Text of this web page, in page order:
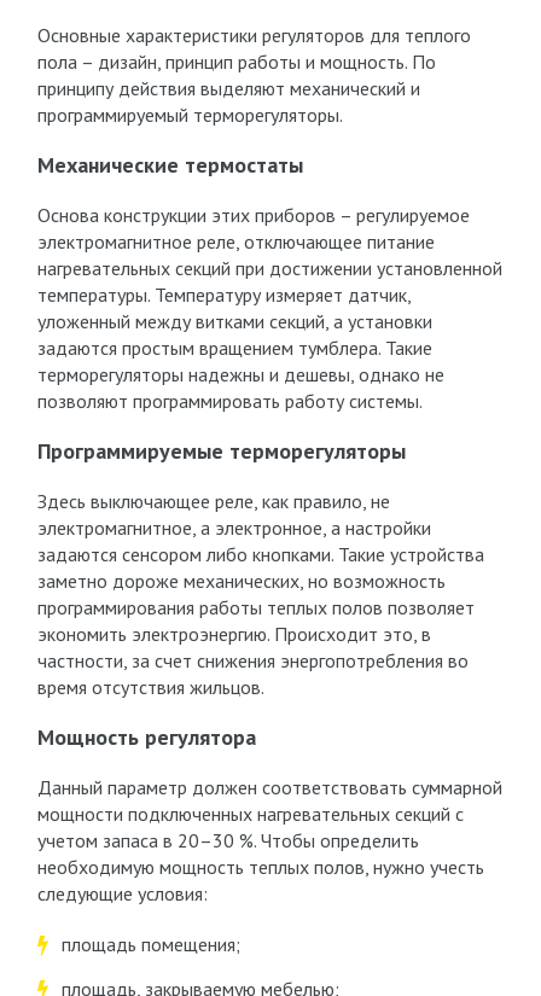
Основные характеристики регуляторов для теплого
пола – дизайн, принцип работы и мощность. По
принципу действия выделяют механический и
программируемый терморегуляторы.
Механические термостаты
Основа конструкции этих приборов – регулируемое
электромагнитное реле, отключающее питание
нагревательных секций при достижении установленной
температуры. Температуру измеряет датчик,
уложенный между витками секций, а установки
задаются простым вращением тумблера. Такие
терморегуляторы надежны и дешевы, однако не
позволяют программировать работу системы.
Программируемые терморегуляторы
Здесь выключающее реле, как правило, не
электромагнитное, а электронное, а настройки
задаются сенсором либо кнопками. Такие устройства
заметно дороже механических, но возможность
программирования работы теплых полов позволяет
экономить электроэнергию. Происходит это, в
частности, за счет снижения энергопотребления во
время отсутствия жильцов.
Мощность регулятора
Данный параметр должен соответствовать суммарной
мощности подключенных нагревательных секций с
учетом запаса в 20–30 %. Чтобы определить
необходимую мощность теплых полов, нужно учесть
следующие условия:
площадь помещения;
площадь, закрываемую мебелью;